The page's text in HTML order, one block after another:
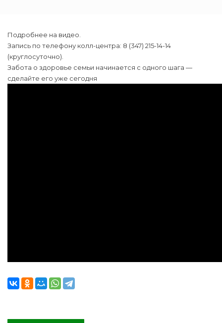
Подробнее на видео.
Запись по телефону колл-центра: 8 (347) 215-14-14
(круглосуточно).
Забота о здоровье семьи начинается с одного шага —
сделайте его уже сегодня